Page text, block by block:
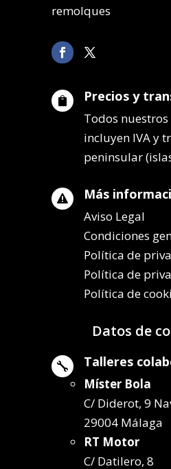
remolques
 Precios y
Todos
incluyen IVA y
peninsular
 Más
Aviso Legal
Condiciones
Política de
Política de
Política de
Datos de
 Talleres
Míster Bola
C/ Diderot, 9
29004 Málaga
RT Motor
C/ Datilero, 8